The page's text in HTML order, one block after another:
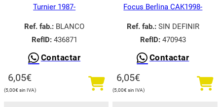
Turnier 1987-
Ref. fab.: BLANCO
RefID:436871
Contactar
6,05€
5,00€
Focus Berlina CAK1998-
Ref. fab.:SIN DEFINIR
RefID:470943
Contactar
6,05€
5,00€